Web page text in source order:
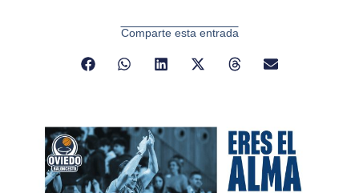
Comparte esta entrada